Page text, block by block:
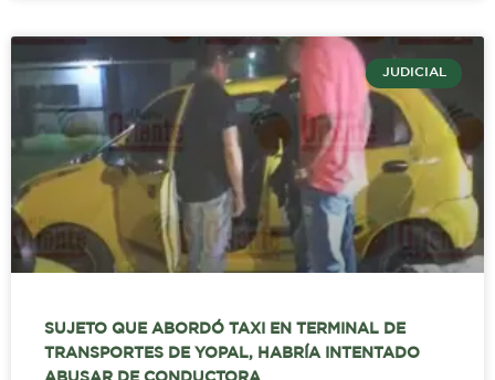
JUDICIAL
SUJETO QUE ABORDÓ TAXI EN TERMINAL DE
TRANSPORTES DE YOPAL, HABRÍA INTENTADO